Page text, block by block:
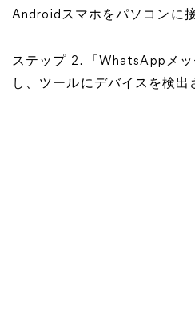
Androidスマホをパソコンに
ステップ 2. 「WhatsAppメ
し、ツールにデバイスを検出